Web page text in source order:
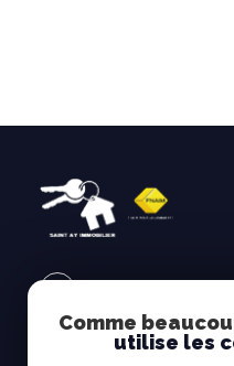
02.38.88.88.00
Comme
utilise les